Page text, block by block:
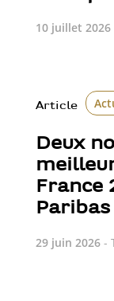
10 juillet 2026
Article
Deux
France
29 juin 2026-